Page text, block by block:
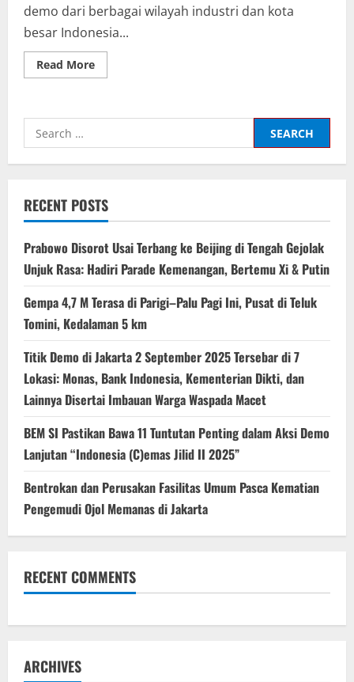
demo dari berbagai wilayah industri dan kota
besar Indonesia...
Read MoreRead
more
28
di
DPR:
dan
Enam
Tuntutan
yang
Disuarakan
Search
for:
RECENT POSTS
Prabowo Disorot Usai Terbang ke Beijing di Tengah Gejolak
Unjuk Rasa: Hadiri Parade Kemenangan, Bertemu Xi & Putin
Gempa 4,7 M Terasa di Parigi–Palu Pagi Ini, Pusat di Teluk
Tomini, Kedalaman 5 km
Titik Demo di Jakarta 2 September 2025 Tersebar di 7
Lokasi: Monas, Bank Indonesia, Kementerian Dikti, dan
Lainnya Disertai Imbauan Warga Waspada Macet
BEM SI Pastikan Bawa 11 Tuntutan Penting dalam Aksi Demo
Lanjutan “Indonesia (C)emas Jilid II 2025”
Bentrokan dan Perusakan Fasilitas Umum Pasca Kematian
Pengemudi Ojol Memanas di Jakarta
RECENT COMMENTS
ARCHIVES